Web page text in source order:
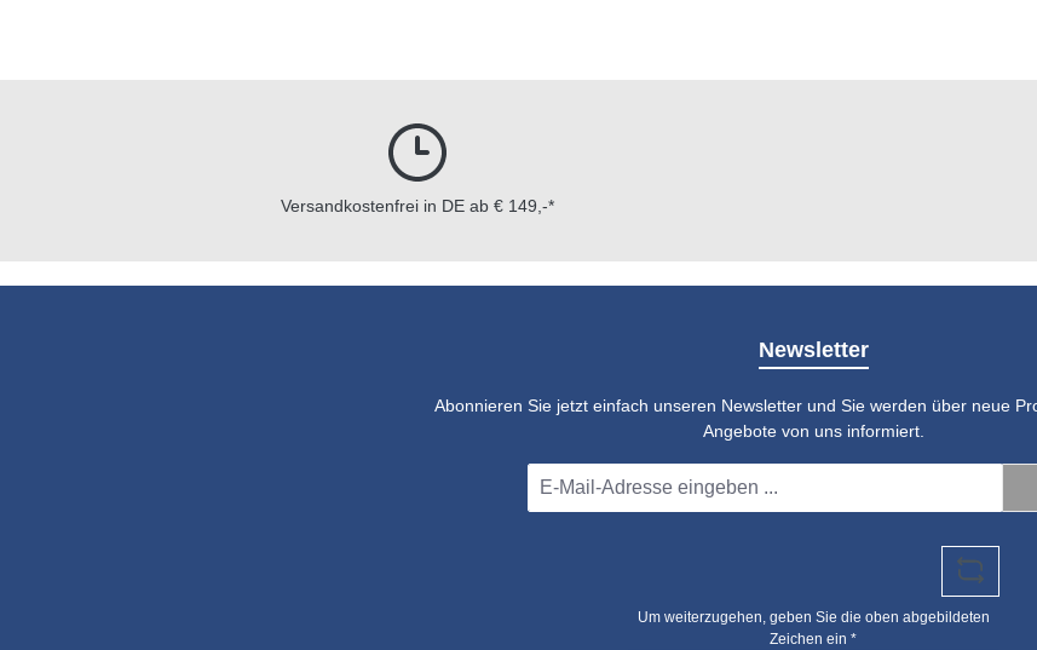
Versandkostenfrei in DE ab € 149,-*
Newsletter
Abonnieren Sie jetzt einfach unseren Newsletter und Sie werden über neue
Angebote von uns informiert.
Mail-
Um weiterzugehen, geben Sie die oben abgebildeten
Zeichen ein *